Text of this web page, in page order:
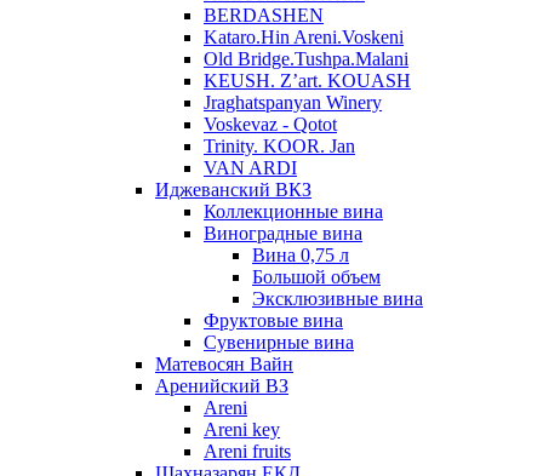
BERDASHEN
Kataro.Hin Areni.Voskeni
Old Bridge.Tushpa.Malani
KEUSH. Z’art. KOUASH
Jraghatspanyan Winery
Voskevaz - Qotot
Trinity. KOOR. Jan
VAN ARDI
Иджеванский ВКЗ
Коллекционные вина
Виноградные вина
Вина 0,75 л
Большой объем
Эксклюзивные вина
Фруктовые вина
Cувенирные вина
Матевосян Вайн
Аренийский ВЗ
Areni
Areni key
Areni fruits